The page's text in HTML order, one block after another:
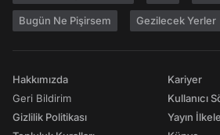
Bugün Ne Pişirsem Gezilecek Yerler
Hakkımızda
Geri Bildirim
Gizlilik Politikası
Kariyer
Kullanıcı
Yayın